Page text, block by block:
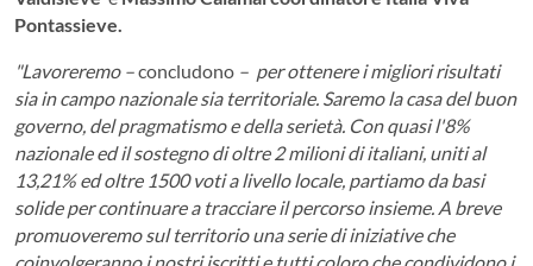
Pontassieve.
"Lavoreremo –concludono – per ottenere i migliori risultati
sia in campo nazionale sia territoriale. Saremo la casa del buon
governo, del pragmatismo e della serietà. Con quasi l'8%
nazionale ed il sostegno di oltre 2 milioni di italiani, uniti al
13,21% ed oltre 1500 voti a livello locale, partiamo da basi
solide per continuare a tracciare il percorso insieme. A breve
promuoveremo sul territorio una serie di iniziative che